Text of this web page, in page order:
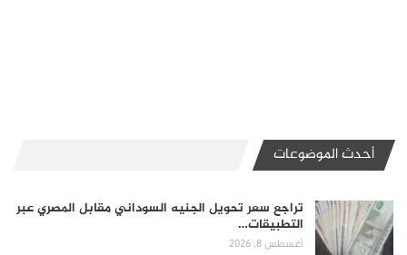
أحدث الموضوعات
تراجع سعر تحويل الجنيه السوداني مقابل المصري عبر
التطبيقات…
أغسطس 8, 2026